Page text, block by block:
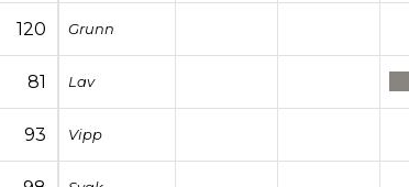
120 Grunn
81 Lav
93 Vipp